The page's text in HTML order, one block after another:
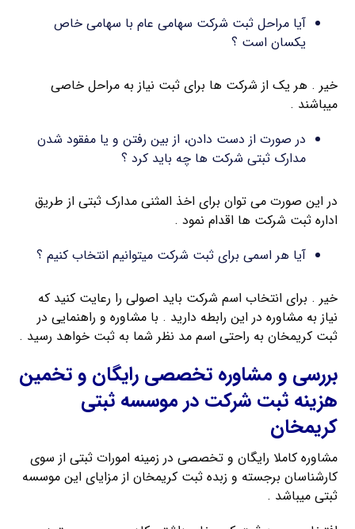
آیا مراحل ثبت شرکت سهامی عام با سهامی خاص
یکسان است ؟
خیر . هر یک از شرکت ها برای ثبت نیاز به مراحل خاصی
میباشند .
در صورت از دست دادن، از بین رفتن و یا مفقود شدن
مدارک ثبتی شرکت ها چه باید کرد ؟
در این صورت می توان برای اخذ المثنی مدارک ثبتی از طریق
اداره ثبت شرکت ها اقدام نمود .
آیا هر اسمی برای ثبت شرکت میتوانیم انتخاب کنیم ؟
خیر . برای انتخاب اسم شرکت باید اصولی را رعایت کنید که
نیاز به مشاوره در این رابطه دارید . با مشاوره و راهنمایی در
ثبت کریمخان به راحتی اسم مد نظر شما به ثبت خواهد رسید .
بررسی و مشاوره تخصصی رایگان و تخمین
هزینه ثبت شرکت در موسسه ثبتی
کریمخان
مشاوره کاملا رایگان و تخصصی در زمینه امورات ثبتی از سوی
کارشناسان برجسته و زبده ثبت کریمخان از مزایای این موسسه
ثبتی میباشد .